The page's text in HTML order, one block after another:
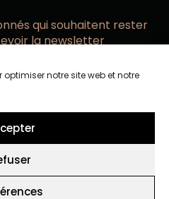
notre site web et notre
qui souhaitent rester
la newsletter